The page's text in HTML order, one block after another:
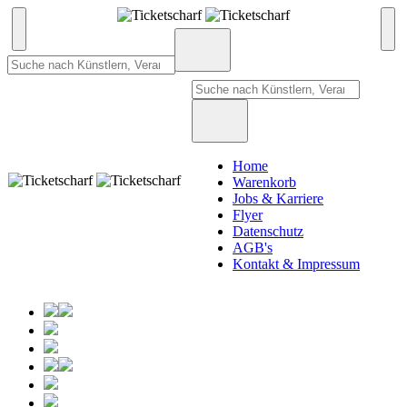
Home
Warenkorb
Jobs & Karriere
Flyer
Datenschutz
AGB's
Kontakt & Impressum